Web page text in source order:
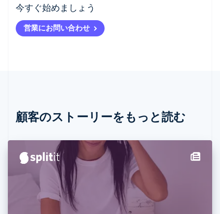
今すぐ始めましょう
営業にお問い合わせ
顧客のストーリーをもっと読む
アイルランド
English
アメリカ
EnglishEspañol简体中文
English
エストニア
オーストラリア
English
オーストリア
English
オランダ
NederlandsEnglish
カナダ
Français